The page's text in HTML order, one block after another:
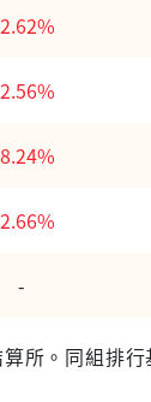
-
所。同組排